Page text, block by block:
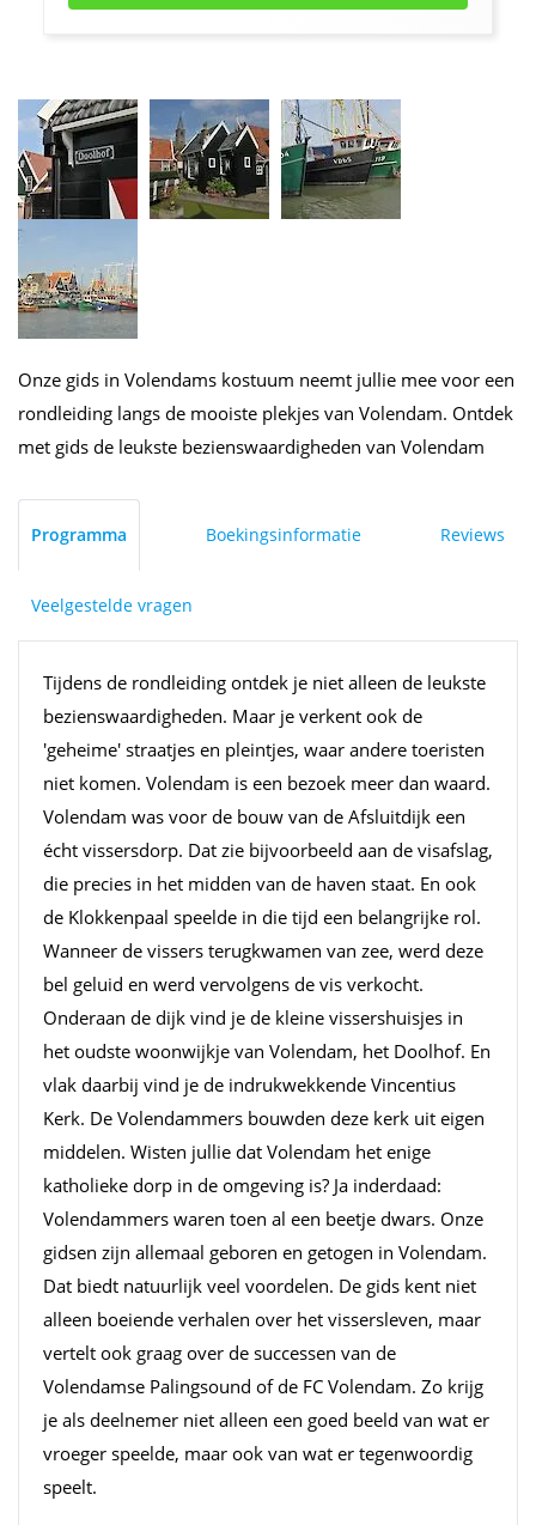
Onze gids in Volendams kostuum neemt jullie mee voor een
rondleiding langs de mooiste plekjes van Volendam. Ontdek
met gids de leukste bezienswaardigheden van Volendam
Programma Boekingsinformatie Reviews
Veelgestelde vragen
Tijdens de rondleiding ontdek je niet alleen de leukste
bezienswaardigheden. Maar je verkent ook de
'geheime' straatjes en pleintjes, waar andere toeristen
niet komen. Volendam is een bezoek meer dan waard.
Volendam was voor de bouw van de Afsluitdijk een
écht vissersdorp. Dat zie bijvoorbeeld aan de visafslag,
die precies in het midden van de haven staat. En ook
de Klokkenpaal speelde in die tijd een belangrijke rol.
Wanneer de vissers terugkwamen van zee, werd deze
bel geluid en werd vervolgens de vis verkocht.
Onderaan de dijk vind je de kleine vissershuisjes in
het oudste woonwijkje van Volendam, het Doolhof. En
vlak daarbij vind je de indrukwekkende Vincentius
Kerk. De Volendammers bouwden deze kerk uit eigen
middelen. Wisten jullie dat Volendam het enige
katholieke dorp in de omgeving is? Ja inderdaad:
Volendammers waren toen al een beetje dwars. Onze
gidsen zijn allemaal geboren en getogen in Volendam.
Dat biedt natuurlijk veel voordelen. De gids kent niet
alleen boeiende verhalen over het vissersleven, maar
vertelt ook graag over de successen van de
Volendamse Palingsound of de FC Volendam. Zo krijg
je als deelnemer niet alleen een goed beeld van wat er
vroeger speelde, maar ook van wat er tegenwoordig
speelt.